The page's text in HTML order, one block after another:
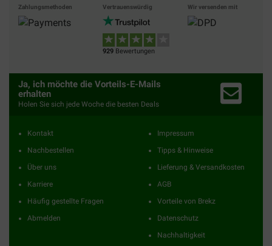
Zahlungsmethoden Vertrauenswürdig
929 Bewertungen
Wir versenden mit
Ja, ich möchte die Vorteils-E-Mails
erhalten
Holen Sie sich jede Woche die besten Deals
Kontakt
Nachbestellen
Über uns
Karriere
Häufig gestellte Fragen
Abmelden
Impressum
Tipps & Hinweise
Lieferung & Versandkosten
AGB
Vorteile von Brekz
Datenschutz
Nachhaltigkeit